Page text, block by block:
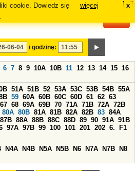
cookie. Dowiedz się
więcej x
i godzinę:
6 7 8 9 10A 10B 11 12 13 14 15 16
51A 51B 52 53A 53C 53B 54B 55A
59 60A 60B 60C 60D 61 62 63
67 68 69A 69B 70 71A 71B 72A 72B
80A 80B 81A 81B 82A 82B 83 84A
87B 88A 88B 88C 88D 89 90 91A 91B
97A 97B 99 100 101 201 202 6.
F1
N4A N4B N5A N5B N6 N7A N7B
N8